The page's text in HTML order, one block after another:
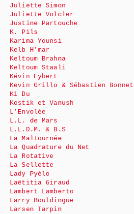
Juliette Simon
Juliette Volcler
Justine Partouche
K. Pils
Karima Younsi
Kelb H’mar
Keltoum Brahna
Keltoum Staali
Kévin Eybert
Kevin Grillo & Sébastien
Ki Du
Kostik et Vanush
L’Envolée
L.L. de Mars
L.L.D.M. & B.S
La Maltournée
La Quadrature du Net
La Rotative
La Sellette
Lady Pyélo
Laëtitia Giraud
Lambert Lamberto
Larry Bouldingue
Larsen Tarpin